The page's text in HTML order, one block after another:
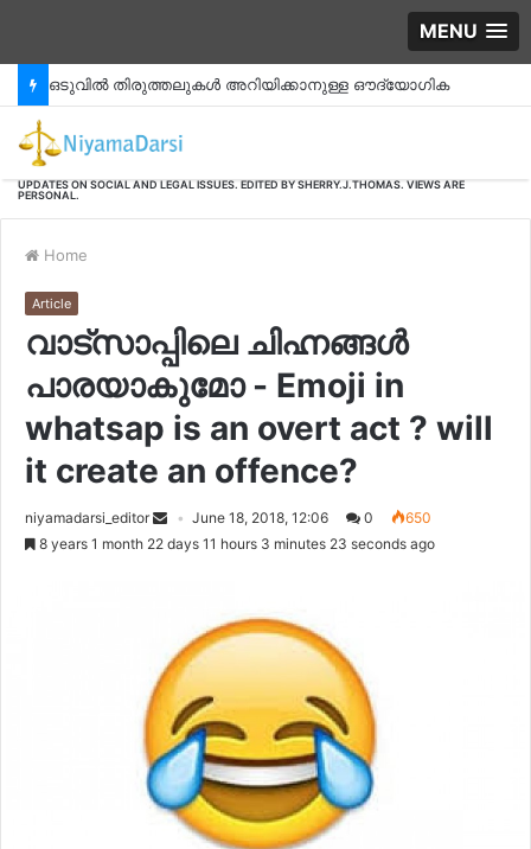
MENU
ഒടുവിൽ തിരുത്തലുകൾ അറിയിക്കാനുള്ള ഔദ്യോഗിക
നടപടിക്രമങ്ങൾ തദ്ദേശ ഭരണകൂടങ്ങൾക്ക് ലഭിച്ചു
തുടങ്ങി.#CRZ_MAP_ANOMALY -
UPDATES ON SOCIAL AND LEGAL ISSUES. EDITED BY SHERRY.J.THOMAS. VIEWS ARE
PERSONAL.
Home
Article
വാട്സാപ്പിലെ ചിഹ്നങ്ങൾ
പാരയാകുമോ - Emoji in
whatsap is an overt act ? will
it create an offence?
niyamadarsi_editor June 18, 2018, 12:06 0
650
8 years 1 month 22 days 11 hours 3 minutes 23 seconds ago